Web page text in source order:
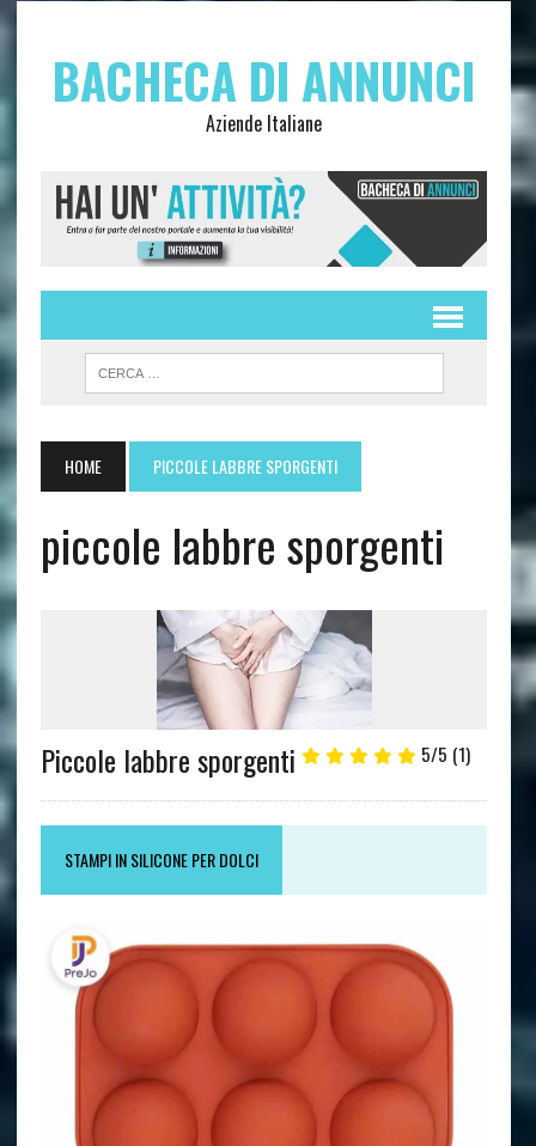
BACHECA DI ANNUNCI
Aziende Italiane
HOME PICCOLE LABBRE SPORGENTI
piccole labbre sporgenti
Piccole labbre sporgenti 5/5 (1)
STAMPI IN SILICONE PER DOLCI